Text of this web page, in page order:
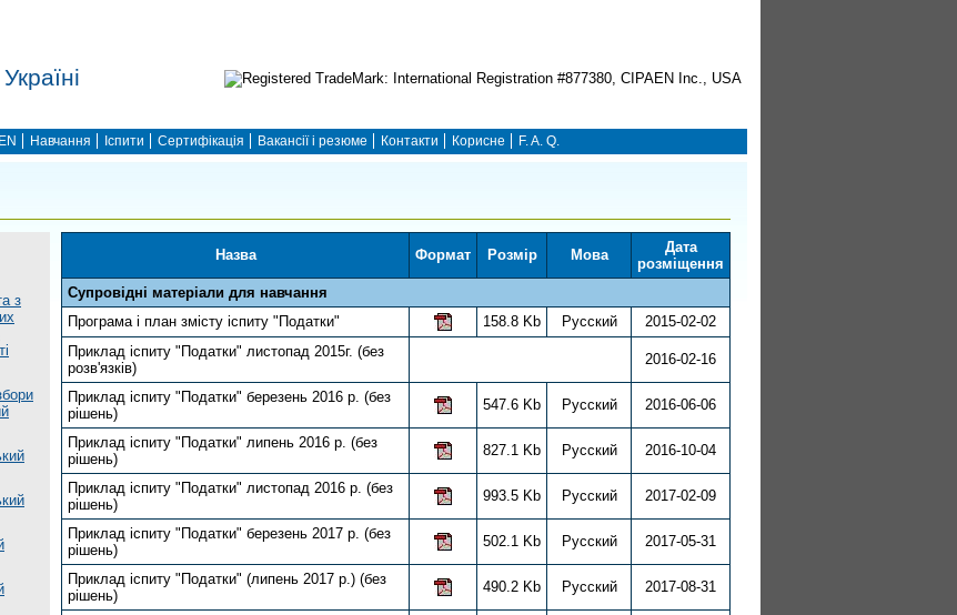
Навчання Іспити Сертифікація Вакансії і резюме Контакти Корисне F. A. Q.
з
Назва Формат Розмір Мова
Дата
розміщення
Супровідні матеріали для навчання
Програма і план змісту іспиту "Податки"
158.8 Kb Русский
2015-02-02
Приклад іспиту "Податки" листопад 2015г. (без
розв'язків)
2016-02-16
Приклад іспиту "Податки" березень 2016 р. (без
рішень)
547.6 Kb Русский 2016-06-06
Приклад іспиту "Податки" липень 2016 р. (без
рішень)
827.1 Kb Русский 2016-10-04
Приклад іспиту "Податки" листопад 2016 р. (без
рішень)
993.5 Kb Русский 2017-02-09
Приклад іспиту "Податки" березень 2017 р. (без
рішень)
502.1 Kb Русский 2017-05-31
Приклад іспиту "Податки" (липень 2017 р.) (без
рішень)
490.2 Kb Русский 2017-08-31